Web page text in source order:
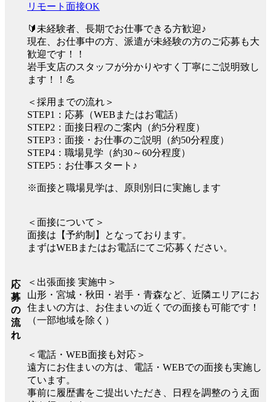
応
募
の
流
れ
リモート面接OK
🔰未経験者、長期でお仕事できる方歓迎♪
現在、お仕事中の方、派遣が未経験の方のご応募も大
歓迎です！！
岩手支店のスタッフが分かりやすく丁寧にご説明致し
ます！！💪
＜採用までの流れ＞
STEP1：応募（WEBまたはお電話）
STEP2：面接日程のご案内（約5分程度）
STEP3：面接・お仕事のご説明（約50分程度）
STEP4：職場見学（約30～60分程度）
STEP5：お仕事スタート♪
※面接と職場見学は、原則別日に実施します
＜面接について＞
面接は【予約制】となっております。
まずはWEBまたはお電話にてご応募ください。
＜出張面接 実施中＞
山形・宮城・秋田・岩手・青森など、近隣エリアにお
住まいの方は、お住まいの近くでの面接も可能です！
（一部地域を除く）
＜電話・WEB面接も対応＞
遠方にお住まいの方は、電話・WEBでの面接も実施し
ています。
事前に履歴書をご提出いただき、日程を調整のうえ面